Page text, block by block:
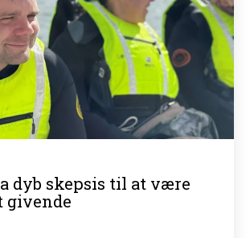
dyb skepsis til at være
givende